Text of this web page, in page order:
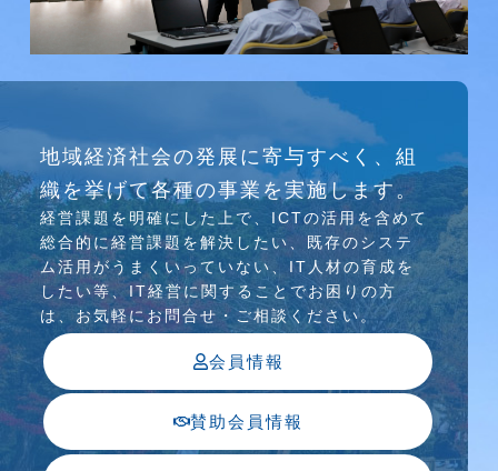
介護ソリューション研究会、WEB/SNS研究会を
行っています
地域経済社会の発展に寄与すべく、組
織を挙げて各種の事業を実施します。
経営課題を明確にした上で、ICTの活⽤を含めて
総合的に経営課題を解決したい、既存のシステ
ム活⽤がうまくいっていない、IT⼈材の育成を
したい等、IT経営に関することでお困りの⽅
は、お気軽にお問合せ・ご相談ください。
会員情報
賛助会員情報